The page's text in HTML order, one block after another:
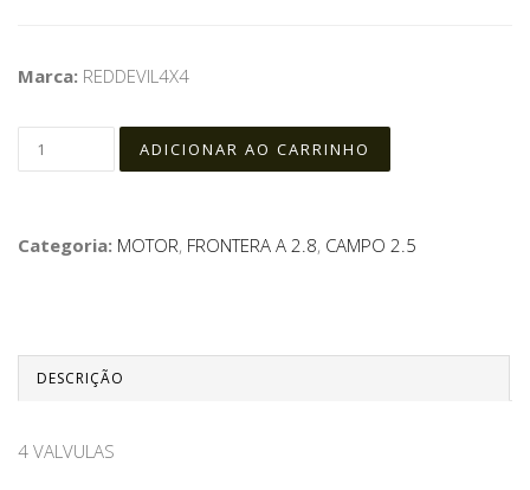
Marca: REDDEVIL4X4
Categoria: MOTOR, FRONTERA A 2.8, CAMPO 2.5
DESCRIÇÃO
4 VALVULAS